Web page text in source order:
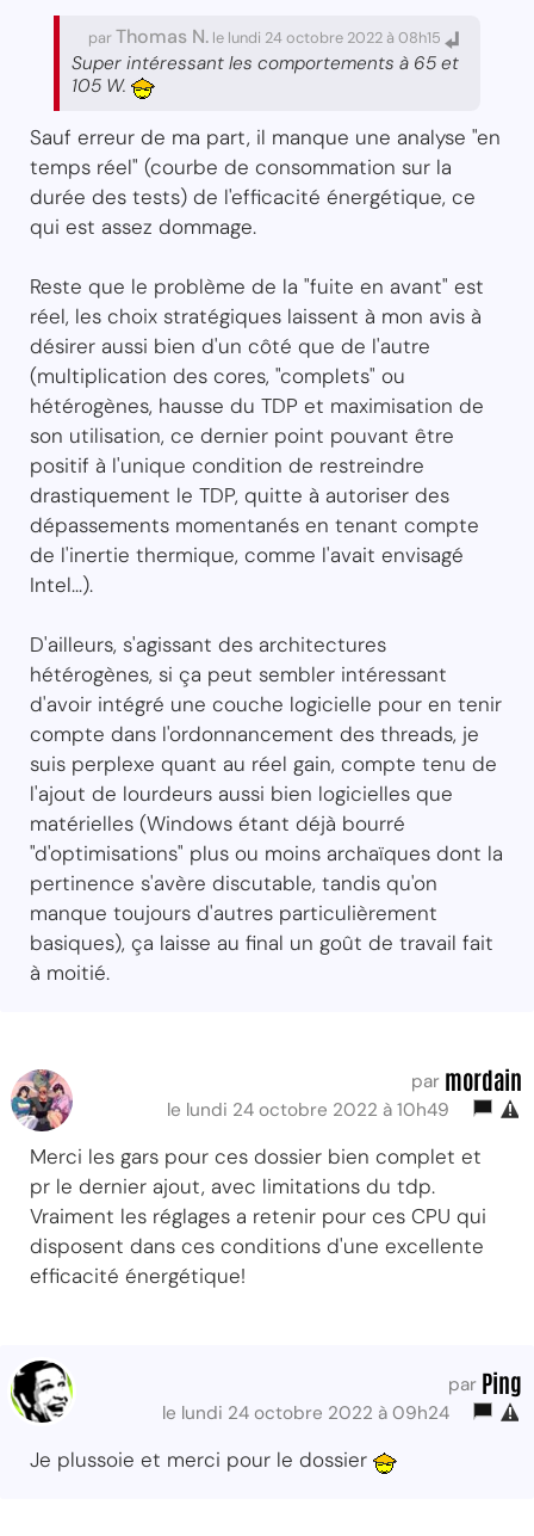
parThomas N. le lundi 24 octobre 2022 à 08h15
Super intéressant les comportements à 65 et
105 W.
Sauf erreur de ma part, il manque une analyse "en
temps réel" (courbe de consommation sur la
durée des tests) de l'efficacité énergétique, ce
qui est assez dommage.
Reste que le problème de la "fuite en avant" est
réel, les choix stratégiques laissent à mon avis à
désirer aussi bien d'un côté que de l'autre
(multiplication des cores, "complets" ou
hétérogènes, hausse du TDP et maximisation de
son utilisation, ce dernier point pouvant être
positif à l'unique condition de restreindre
drastiquement le TDP, quitte à autoriser des
dépassements momentanés en tenant compte
de l'inertie thermique, comme l'avait envisagé
Intel...).
D'ailleurs, s'agissant des architectures
hétérogènes, si ça peut sembler intéressant
d'avoir intégré une couche logicielle pour en tenir
compte dans l'ordonnancement des threads, je
suis perplexe quant au réel gain, compte tenu de
l'ajout de lourdeurs aussi bien logicielles que
matérielles (Windows étant déjà bourré
"d'optimisations" plus ou moins archaïques dont la
pertinence s'avère discutable, tandis qu'on
manque toujours d'autres particulièrement
basiques), ça laisse au final un goût de travail fait
à moitié.
par mordain
le lundi 24 octobre 2022 à 10h49
Merci les gars pour ces dossier bien complet et
pr le dernier ajout, avec limitations du tdp.
Vraiment les réglages a retenir pour ces CPU qui
disposent dans ces conditions d'une excellente
efficacité énergétique!
par Ping
le lundi 24 octobre 2022 à 09h24
Je plussoie et merci pour le dossier